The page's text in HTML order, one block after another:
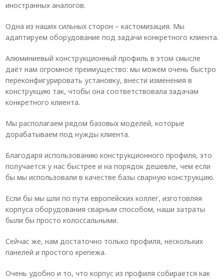
иностранных аналогов.
Одна из наших сильных сторон – кастомизация. Мы
адаптируем оборудование под задачи конкретного клиента.
Алюминиевый конструкционный профиль в этом смысле
даёт нам огромное преимущество: мы можем очень быстро
переконфигурировать установку, внести изменения в
конструкцию так, чтобы она соответствовала задачам
конкретного клиента.
Мы располагаем рядом базовых моделей, которые
дорабатываем под нужды клиента.
Благодаря использованию конструкционного профиля, это
получается у нас быстрее и на порядок дешевле, чем если
бы мы использовали в качестве базы сварную конструкцию.
Если бы мы шли по пути европейских коллег, изготовляя
корпуса оборудования сварным способом, наши затраты
были бы просто колоссальными.
Сейчас же, нам достаточно только профиля, нескольких
панелей и простого крепежа.
Очень удобно и то, что корпус из профиля собирается как